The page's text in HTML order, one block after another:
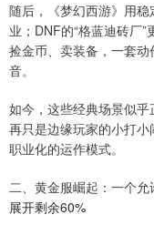
随后，《梦幻西游》用稳
业；DNF的“格蓝迪砖厂
捡金币、卖装备，一套动
音。
如今，这些经典场景似
再只是边缘玩家的小打
职业化的运作模式。
二、黄金服崛起：一个允
展开剩余60%